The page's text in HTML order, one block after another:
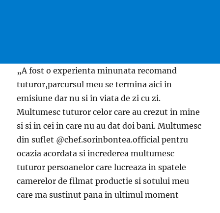
„A fost o experienta minunata recomand
tuturor,parcursul meu se termina aici in
emisiune dar nu si in viata de zi cu zi.
Multumesc tuturor celor care au crezut in mine
si si in cei in care nu au dat doi bani. Multumesc
din suflet @chef.sorinbontea.official pentru
ocazia acordata si increderea multumesc
tuturor persoanelor care lucreaza in spatele
camerelor de filmat productie si sotului meu
care ma sustinut pana in ultimul moment